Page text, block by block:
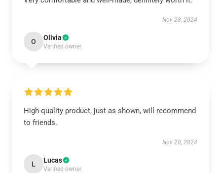
Nov 28, 2024
O Olivia
Verified owner
High-quality product, just as shown, will recommend
to friends.
Nov 20, 2024
L Lucas
Verified owner